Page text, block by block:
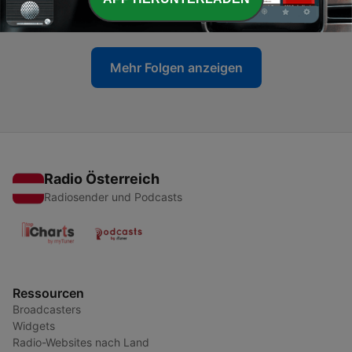
15 Sep. 2023
Mehr Folgen anzeigen
Radio Österreich
Radiosender und Podcasts
Ressourcen
Broadcasters
Widgets
Radio-Websites nach Land